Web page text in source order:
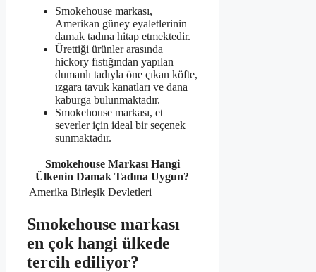
Smokehouse markası,
Amerikan güney eyaletlerinin
damak tadına hitap etmektedir.
Ürettiği ürünler arasında
hickory fıstığından yapılan
dumanlı tadıyla öne çıkan köfte,
ızgara tavuk kanatları ve dana
kaburga bulunmaktadır.
Smokehouse markası, et
severler için ideal bir seçenek
sunmaktadır.
Smokehouse Markası Hangi
Ülkenin Damak Tadına Uygun?
Amerika Birleşik Devletleri
Smokehouse markası
en çok hangi ülkede
tercih ediliyor?